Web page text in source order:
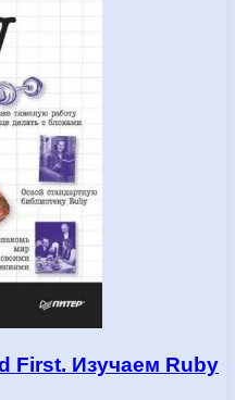
Fіrst. Изучаем Ruby